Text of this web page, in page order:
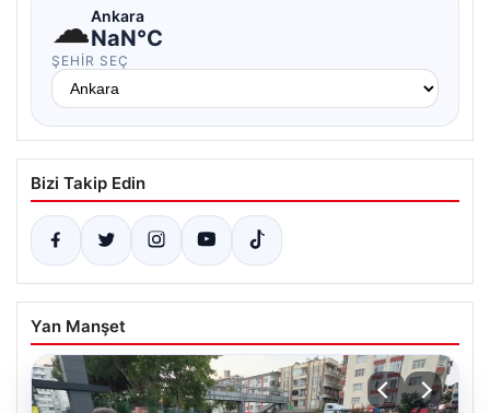
☁Ankara
NaN°C
ŞEHIR SEÇ
Bizi Takip Edin
Yan Manşet